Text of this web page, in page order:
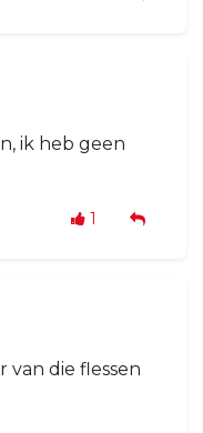
ik heb geen
1
van die flessen